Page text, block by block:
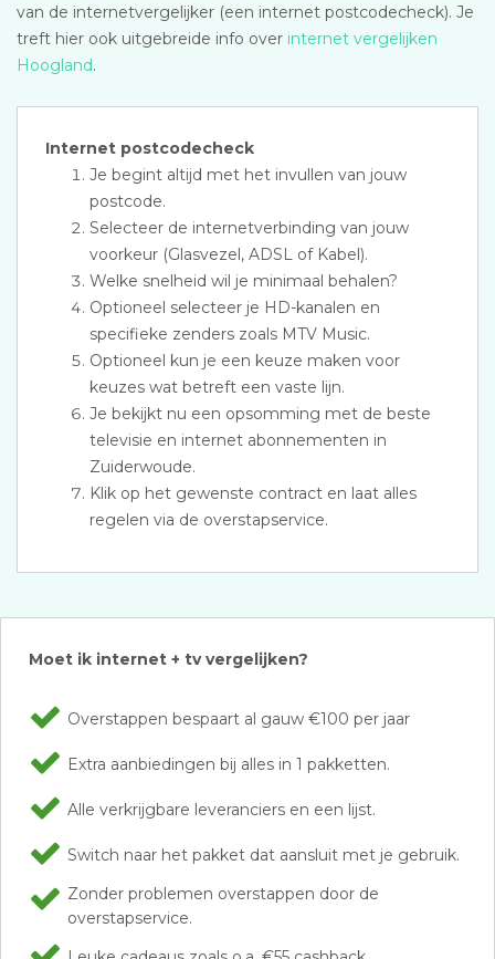
van de internetvergelijker (een internet postcodecheck). Je
treft hier ook uitgebreide info over internet vergelijken
Hoogland.
Internet postcodecheck
Je begint altijd met het invullen van jouw
postcode.
Selecteer de internetverbinding van jouw
voorkeur (Glasvezel, ADSL of Kabel).
Welke snelheid wil je minimaal behalen?
Optioneel selecteer je HD-kanalen en
specifieke zenders zoals MTV Music.
Optioneel kun je een keuze maken voor
keuzes wat betreft een vaste lijn.
Je bekijkt nu een opsomming met de beste
televisie en internet abonnementen in
Zuiderwoude.
Klik op het gewenste contract en laat alles
regelen via de overstapservice.
Moet ik internet + tv vergelijken?
Overstappen bespaart al gauw €100 per jaar
Extra aanbiedingen bij alles in 1 pakketten.
Alle verkrijgbare leveranciers en een lijst.
Switch naar het pakket dat aansluit met je gebruik.
Zonder problemen overstappen door de
overstapservice.